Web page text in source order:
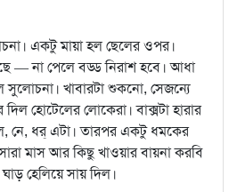
একটু মায়া হল ছেলের ওপর।
— না পেলে বড্ড নিরাশ হবে। আধা
সুলোচনা। খাবারটা শুকনো, সেজন্যে
হোটেলের লোকেরা। বাক্সটা হারার
নে, ধর্‌ এটা। তারপর একটু ধমকের
মাস আর কিছু খাওয়ার বায়না করবি
হেলিয়ে সায় দিল।